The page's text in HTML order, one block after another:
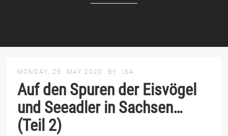
MONDAY, 25. MAY 2020 BY ISA
Auf den Spuren der Eisvögel
und Seeadler in Sachsen…
(Teil 2)